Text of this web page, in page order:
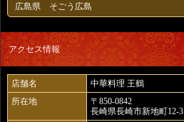
広島県 そごう広島
アクセス情報
店舗名
中華料理 王鶴
所在地
〒850-0842
長崎県長崎市新地町12-3